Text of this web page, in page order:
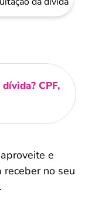
CPF,
e
receber no seu